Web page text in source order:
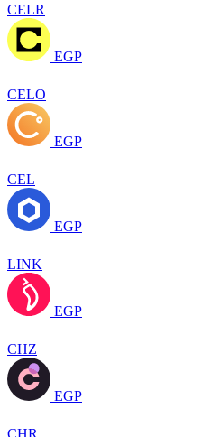
CELR
EGP
CELO
EGP
CEL
EGP
LINK
EGP
CHZ
EGP
CHR